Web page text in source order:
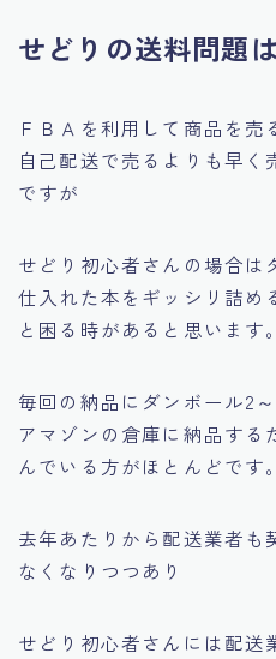
せどりの送料問題
ＦＢＡを利用して商品を売
自己配送で売るよりも早く
ですが
せどり初心者さんの場合は
仕入れた本をギッシリ詰め
と困る時があると思います。
毎回の納品にダンボール2
アマゾンの倉庫に納品す
んでいる方がほとんどです。
去年あたりから配送業者も
なくなりつつあり
せどり初心者さんには配送